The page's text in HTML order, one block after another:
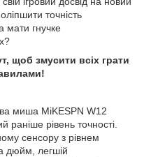
точність
мати гнучке
щоб змусити всіх грати
миша MiKESPN W12
раніше рівень точності.
сенсору з рівнем
дюйм, легшій